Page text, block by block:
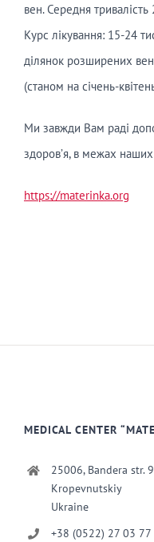
вен. Середня
Курс лікування: 15-24
ділянок розширених
(станом на січень-
Ми завжди Вам раді
здоров’я, в межах
https://materinka.org
MEDICAL CENTER
25006, Bandera str. 9
Kropevnutskiy
Ukraine
+38 (0522) 27 03 77